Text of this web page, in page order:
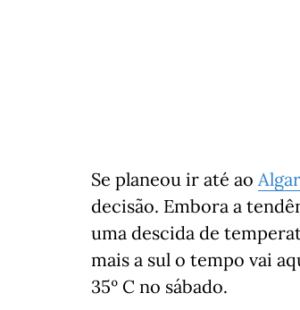
Se planeou ir até ao
decisão. Embora a
uma descida de
mais a sul o tempo vai
35º C no sábado.